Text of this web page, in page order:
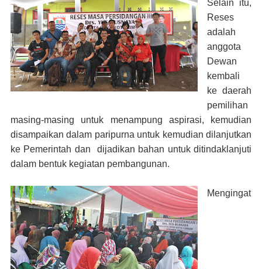
Selain itu,
Reses
adalah
anggota
Dewan
kembali
ke daerah
pemilihan
masing-masing untuk menampung aspirasi, kemudian
disampaikan dalam paripurna untuk kemudian dilanjutkan
ke Pemerintah dan dijadikan bahan untuk ditindaklanjuti
dalam bentuk kegiatan pembangunan.
Mengingat